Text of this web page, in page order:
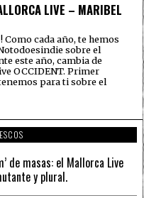
LIVE – MARIBEL
Como cada año, te hemos
sobre el
este año, cambia de
OCCIDENT. Primer
para ti sobre el
de masas: el Mallorca Live
y plural.